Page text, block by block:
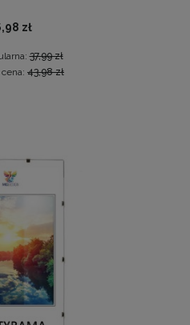
25 x 35 cm niebieskich, z
zł
141,99 zł
zł
37,99 zł
43,98 zł